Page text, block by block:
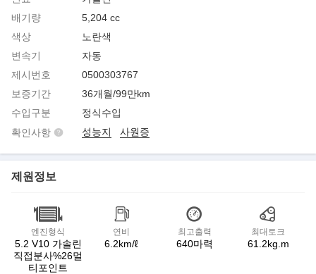
배기량
5,204 cc
색상
노란색
변속기
자동
제시번호
0500303767
보증기간
36개월/99만km
수입구분
정식수입
확인사항
성능지 사원증
제원정보
엔진형식
5.2 V10 가솔린
직접분사%26멀
티포인트
연비
6.2km/ℓ
최고출력
640마력
최대토크
61.2kg.m